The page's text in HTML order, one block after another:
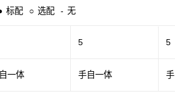
标配 ○ 选配 - 无
5 5
一体 手自一体